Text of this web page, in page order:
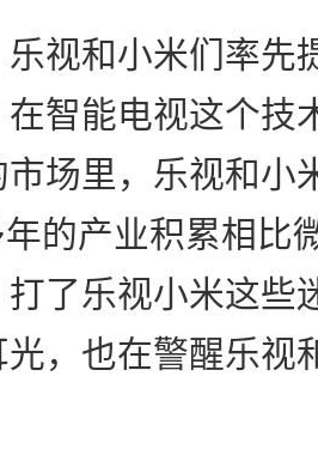
视和小米们率先
智能电视这个技
市场里，乐视和小
的产业积累相比
了乐视小米这些
，也在警醒乐视